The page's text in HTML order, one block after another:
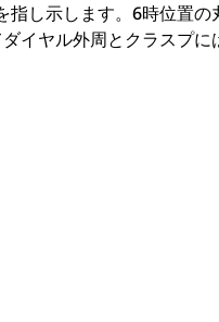
し示します。6時位置の
イヤル外周とクラスプに